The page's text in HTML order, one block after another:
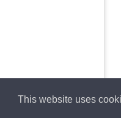
This website uses